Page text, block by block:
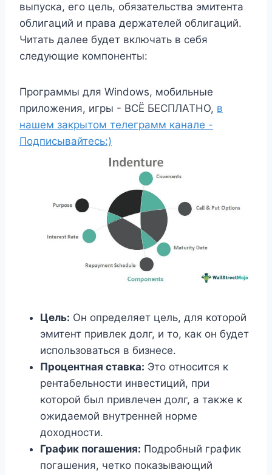
выпуска, его цель, обязательства эмитента
облигаций и права держателей облигаций.
Читать далее будет включать в себя
следующие компоненты:
Программы для Windows, мобильные
приложения, игры - ВСЁ БЕСПЛАТНО, в
нашем закрытом телеграмм канале -
Подписывайтесь:)
Цель: Он определяет цель, для которой
эмитент привлек долг, и то, как он будет
использоваться в бизнесе.
Процентная ставка: Это относится к
рентабельности инвестиций, при
которой был привлечен долг, а также к
ожидаемой внутренней норме
доходности.
График погашения: Подробный график
погашения, четко показывающий